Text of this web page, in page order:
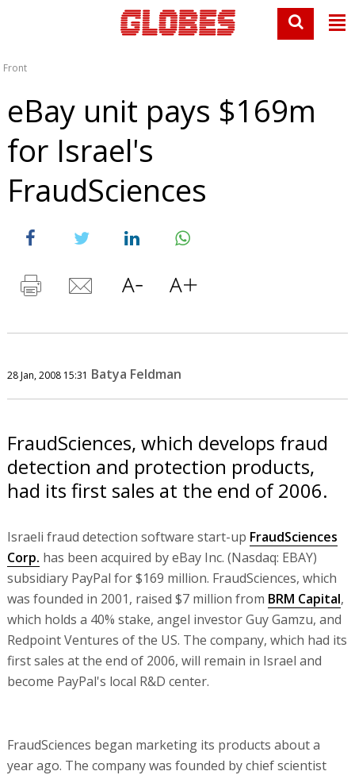
Front
eBay unit pays $169m
for Israel's
FraudSciences
28 Jan, 2008 15:31 Batya Feldman
FraudSciences, which develops fraud
detection and protection products,
had its first sales at the end of 2006.
Israeli fraud detection software start-up FraudSciences
Corp. has been acquired by eBay Inc. (Nasdaq: EBAY)
subsidiary PayPal for $169 million. FraudSciences, which
was founded in 2001, raised $7 million from BRM Capital,
which holds a 40% stake, angel investor Guy Gamzu, and
Redpoint Ventures of the US. The company, which had its
first sales at the end of 2006, will remain in Israel and
become PayPal's local R&D center.
FraudSciences began marketing its products about a
year ago. The company was founded by chief scientist